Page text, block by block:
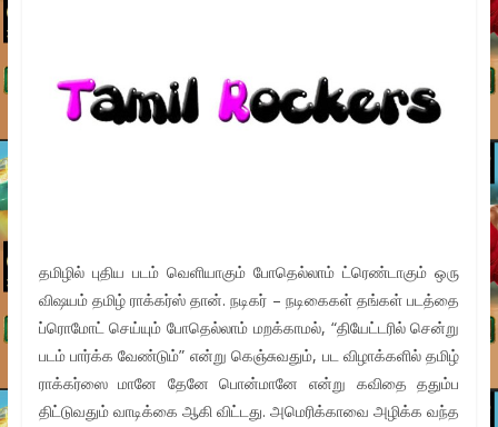
தமிழில் புதிய படம் வெளியாகும் போதெல்லாம் ட்ரெண்டாகும் ஒரு
விஷயம் தமிழ் ராக்கர்ஸ் தான். நடிகர் – நடிகைகள் தங்கள் படத்தை
ப்ரொமோட் செய்யும் போதெல்லாம் மறக்காமல், “தியேட்டரில் சென்று
படம் பார்க்க வேண்டும்” என்று கெஞ்சுவதும், பட விழாக்களில் தமிழ்
ராக்கர்ஸை மானே தேனே பொன்மானே என்று கவிதை ததும்ப
திட்டுவதும் வாடிக்கை ஆகி விட்டது. அமெரிக்காவை அழிக்க வந்த